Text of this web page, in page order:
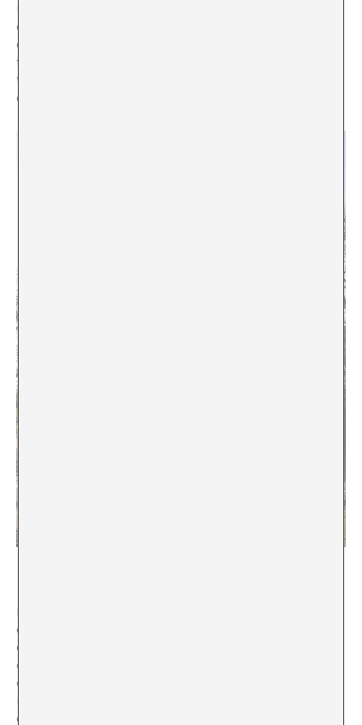
una composició rectilínia quasi simètrica, es va
convertir en l’escenari d’una transformació radical que
es perllongaria fins al 2001. No es tracta d’una
transformació de 15 anys, sinó d’una cadena de
transformacions incessants que atorguen a l’obra un
caràcter orgànic i obsessiu.
Les intervencions a la casa no responien a patrons
d’habitabilitat sinó que buscaven produir una tensió
ontològica a partir de la duplicitat i de la
disfuncionalitat. En alguns casos, construeix rèpliques
dins de les habitacions existents com si fossin nines
russes. En altres casos, reubica portes, aixeca murs
davant de finestres o crea un accés a través d’un espai